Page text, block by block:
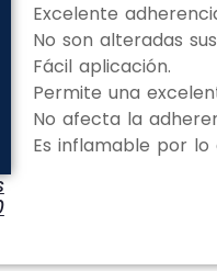
Excelente
No son alteradas
Fácil aplicación.
Permite una
No afecta la
Es inflamable por